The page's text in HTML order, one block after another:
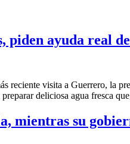
piden ayuda real
visita a Guerrero, la
deliciosa agua fresca
mientras su